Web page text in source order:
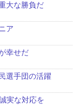
大な勝負だ
ア
幸せだ
選手団の活躍
実な対応を